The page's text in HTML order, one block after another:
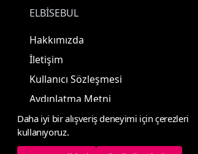
ELBISEBUL
Hakkımızda
İletişim
Kullanıcı Sözleşmesi
Aydınlatma Metni
Daha iyi bir alışveriş deneyimi için çerezleri
kullanıyoruz.